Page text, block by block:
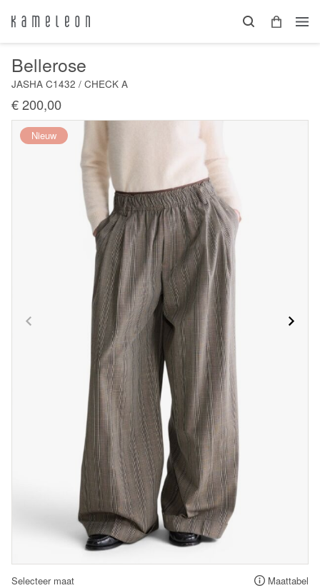
Bellerose
JASHA C1432 / CHECK A
€ 200,00
Nieuw
Selecteer maat Maattabel